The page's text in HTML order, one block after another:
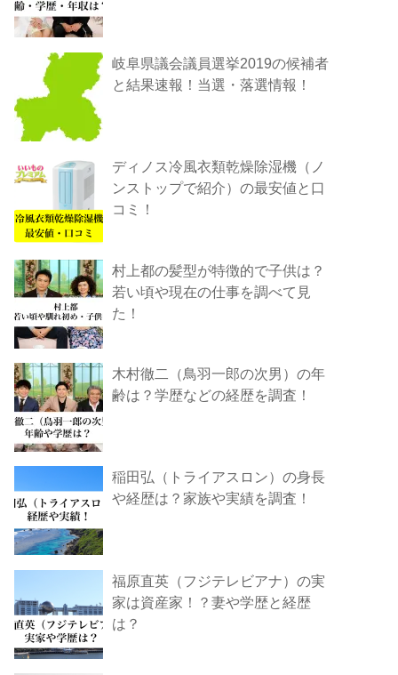
岐阜県議会議員選挙2019の候補者
と結果速報！当選・落選情報！
ディノス冷風衣類乾燥除湿機（ノ
ンストップで紹介）の最安値と口
コミ！
村上都の髪型が特徴的で子供は？
若い頃や現在の仕事を調べて見
た！
木村徹二（鳥羽一郎の次男）の年
齢は？学歴などの経歴を調査！
稲田弘（トライアスロン）の身長
や経歴は？家族や実績を調査！
福原直英（フジテレビアナ）の実
家は資産家！？妻や学歴と経歴
は？